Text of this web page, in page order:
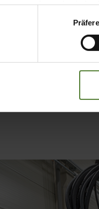
ein, wodurch